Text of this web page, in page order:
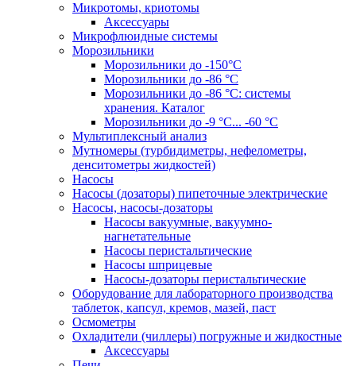
Микротомы, криотомы
Аксессуары
Микрофлюидные системы
Морозильники
Морозильники до -150°С
Морозильники до -86 °C
Морозильники до -86 °C: системы
хранения. Каталог
Морозильники до -9 °C... -60 °C
Мультиплексный анализ
Мутномеры (турбидиметры, нефелометры,
денситометры жидкостей)
Насосы
Насосы (дозаторы) пипеточные электрические
Насосы, насосы-дозаторы
Насосы вакуумные, вакуумно-
нагнетательные
Насосы перистальтические
Насосы шприцевые
Насосы-дозаторы перистальтические
Оборудование для лабораторного производства
таблеток, капсул, кремов, мазей, паст
Осмометры
Охладители (чиллеры) погружные и жидкостные
Аксессуары